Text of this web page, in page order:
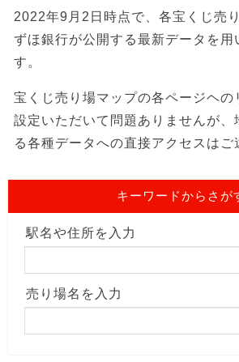
2022年9月2日時点で、各宝くじ売
ずほ銀行が公開する最新データを用
す。
宝くじ売り場マップの各ページヘの
設定いただいて問題ありませんが、
る各種データへの直接アクセスはご
キーワードからさが
駅名や住所を入力
売り場名を入力